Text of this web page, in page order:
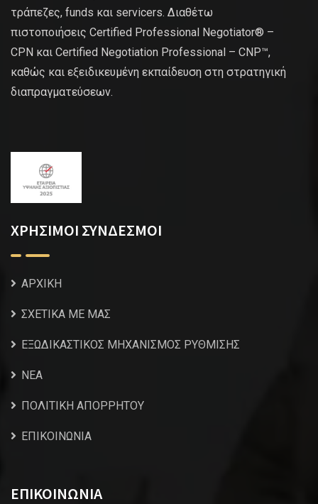
τράπεζες, funds και servicers. Διαθέτω
πιστοποιήσεις Certified Professional Negotiator® –
CPN και Certified Negotiation Professional – CNP™,
καθώς και εξειδικευμένη εκπαίδευση στη στρατηγική
διαπραγματεύσεων.
ΧΡΗΣΙΜΟΙ ΣΥΝΔΕΣΜΟΙ
ΑΡΧΙΚΗ
ΣΧΕΤΙΚΑ ΜΕ ΜΑΣ
ΕΞΩΔΙΚΑΣΤΙΚΟΣ ΜΗΧΑΝΙΣΜΟΣ ΡΥΘΜΙΣΗΣ
NEA
ΠΟΛΙΤΙΚΗ ΑΠΟΡΡΗΤΟΥ
ΕΠΙΚΟΙΝΩΝΙΑ
ΕΠΙΚΟΙΝΩΝΙΑ